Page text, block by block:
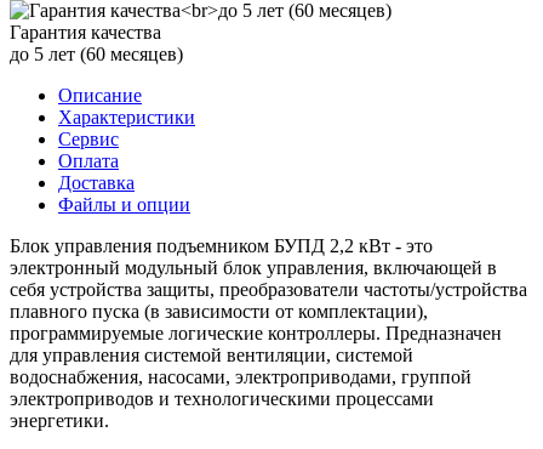
Гарантия качества
до 5 лет (60 месяцев)
Описание
Характеристики
Сервис
Оплата
Доставка
Файлы и опции
Блок управления подъемником БУПД 2,2 кВт - это
электронный модульный блок управления, включающей в
себя устройства защиты, преобразователи частоты/устройства
плавного пуска (в зависимости от комплектации),
программируемые логические контроллеры. Предназначен
для управления системой вентиляции, системой
водоснабжения, насосами, электроприводами, группой
электроприводов и технологическими процессами
энергетики.